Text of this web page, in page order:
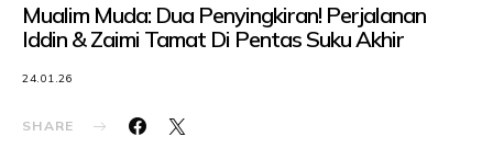
Mualim Muda: Dua Penyingkiran! Perjalanan
Iddin & Zaimi Tamat Di Pentas Suku Akhir
24.01.26
SHARE